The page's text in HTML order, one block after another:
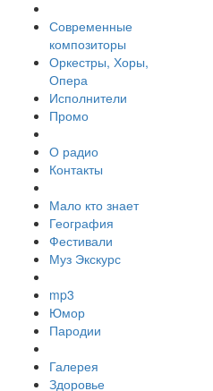
Современные
композиторы
Оркестры, Хоры,
Опера
Исполнители
Промо
О радио
Контакты
Мало кто знает
География
Фестивали
Муз Экскурс
mp3
Юмор
Пародии
Галерея
Здоровье